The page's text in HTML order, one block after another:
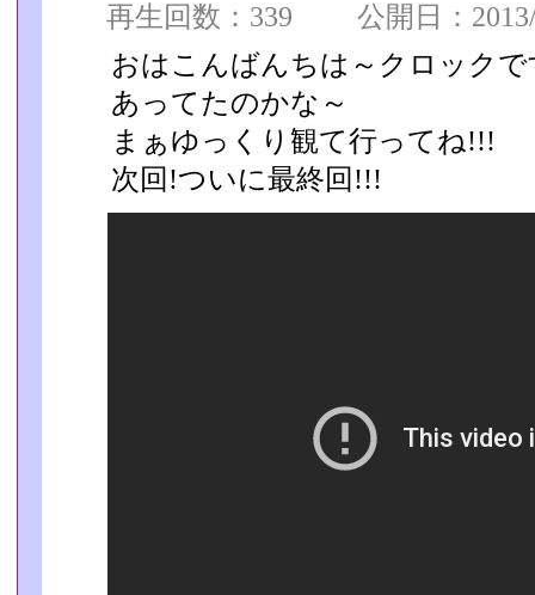
再生回数：339 公開日：
おはこんばんちは～クロック
あってたのかな～
まぁゆっくり観て行ってね!!!
次回!ついに最終回!!!